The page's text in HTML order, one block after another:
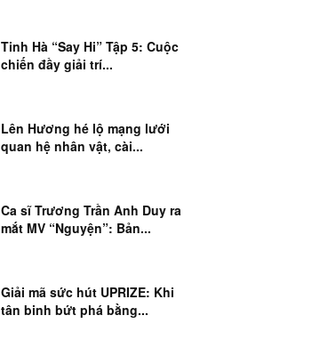
Tinh Hà “Say Hi” Tập 5: Cuộc
chiến đầy giải trí...
Lên Hương hé lộ mạng lưới
quan hệ nhân vật, cài...
Ca sĩ Trương Trần Anh Duy ra
mắt MV “Nguyện”: Bản...
Giải mã sức hút UPRIZE: Khi
tân binh bứt phá bằng...